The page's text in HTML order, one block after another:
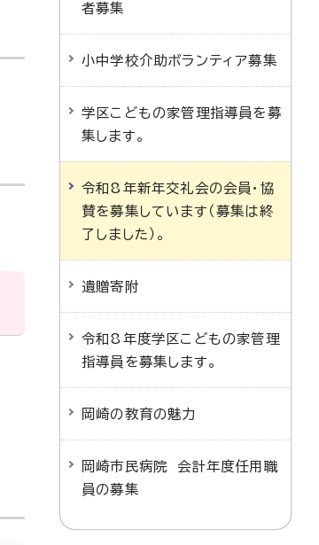
者募集
小中学校介助ボランティア募集
学区こどもの家管理指導員を募
集します。
令和8年新年交礼会の会員・協
賛を募集しています（募集は終
了しました）。
遺贈寄附
令和8年度学区こどもの家管理
指導員を募集します。
岡崎の教育の魅力
岡崎市民病院 会計年度任用職
員の募集